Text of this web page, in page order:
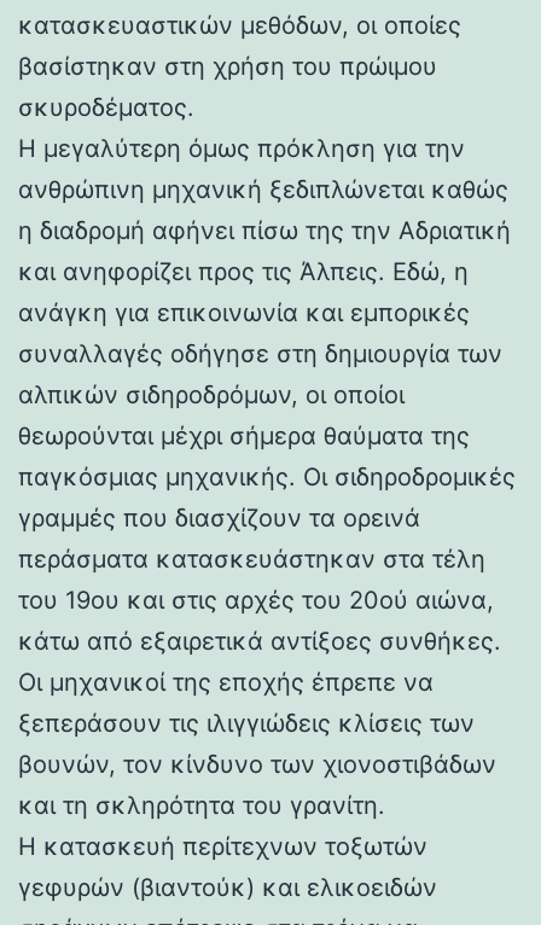
κατασκευαστικών μεθόδων, οι οποίες
βασίστηκαν στη χρήση του πρώιμου
σκυροδέματος.
Η μεγαλύτερη όμως πρόκληση για την
ανθρώπινη μηχανική ξεδιπλώνεται καθώς
η διαδρομή αφήνει πίσω της την Αδριατική
και ανηφορίζει προς τις Άλπεις. Εδώ, η
ανάγκη για επικοινωνία και εμπορικές
συναλλαγές οδήγησε στη δημιουργία των
αλπικών σιδηροδρόμων, οι οποίοι
θεωρούνται μέχρι σήμερα θαύματα της
παγκόσμιας μηχανικής. Οι σιδηροδρομικές
γραμμές που διασχίζουν τα ορεινά
περάσματα κατασκευάστηκαν στα τέλη
του 19ου και στις αρχές του 20ού αιώνα,
κάτω από εξαιρετικά αντίξοες συνθήκες.
Οι μηχανικοί της εποχής έπρεπε να
ξεπεράσουν τις ιλιγγιώδεις κλίσεις των
βουνών, τον κίνδυνο των χιονοστιβάδων
και τη σκληρότητα του γρανίτη.
Η κατασκευή περίτεχνων τοξωτών
γεφυρών (βιαντούκ) και ελικοειδών